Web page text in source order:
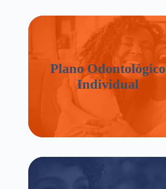
Plano Odontológico
Individual